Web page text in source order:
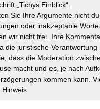
„Tichys Einblick“.
Sie Ihre Argumente nicht
oder inakzeptable
wir nicht frei. Ihre
die juristische Verantwortung
dass die Moderation
macht und es, je nach
kommen kann.
Hinweis